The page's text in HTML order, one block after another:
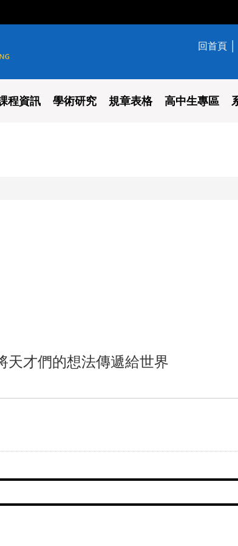
回首頁
程資訊 學術研究 規章表格 高中生專區
天才們的想法傳遞給世界